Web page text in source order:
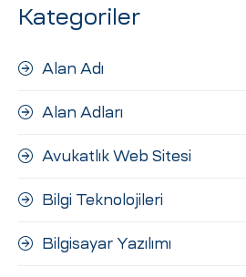
Kategoriler
Alan Adı
Alan Adları
Avukatlık Web Sitesi
Bilgi Teknolojileri
Bilgisayar Yazılımı